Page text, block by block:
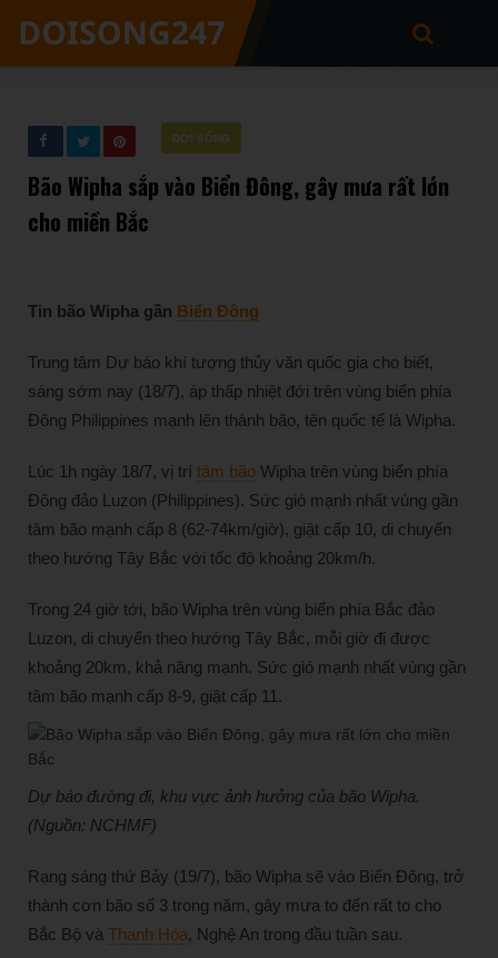
ĐỜI SỐNG
Bão Wipha sắp vào Biển Đông, gây mưa rất lớn
cho miền Bắc
Tin bão Wipha gần Biển Đông
Trung tâm Dự báo khí tượng thủy văn quốc gia cho biết,
sáng sớm nay (18/7), áp thấp nhiệt đới trên vùng biển phía
Đông Philippines mạnh lên thành bão, tên quốc tế là Wipha.
Lúc 1h ngày 18/7, vị trí tâm bão Wipha trên vùng biển phía
Đông đảo Luzon (Philippines). Sức gió mạnh nhất vùng gần
tâm bão mạnh cấp 8 (62-74km/giờ), giật cấp 10, di chuyển
theo hướng Tây Bắc với tốc độ khoảng 20km/h.
Trong 24 giờ tới, bão Wipha trên vùng biển phía Bắc đảo
Luzon, di chuyển theo hướng Tây Bắc, mỗi giờ đi được
khoảng 20km, khả năng mạnh. Sức gió mạnh nhất vùng gần
tâm bão mạnh cấp 8-9, giật cấp 11.
Dự báo đường đi, khu vực ảnh hưởng của bão Wipha.
(Nguồn: NCHMF)
Rạng sáng thứ Bảy (19/7), bão Wipha sẽ vào Biển Đông, trở
thành cơn bão số 3 trong năm, gây mưa to đến rất to cho
Bắc Bộ và Thanh Hóa, Nghệ An trong đầu tuần sau.